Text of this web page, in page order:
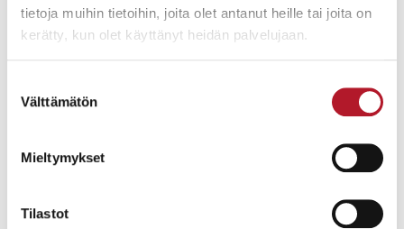
tietoja muihin tietoihin, joita olet antanut heille tai joita on
kerätty, kun olet käyttänyt heidän palvelujaan.
valinta
Välttämätön
Mieltymykset
Tilastot
Juhlaruokasalissa oleva 1800-luvun
Budapestin viikottaisilta antiikkimarkkinoilta.
5. Mistä saat inspiraatiota sisustukseesi?